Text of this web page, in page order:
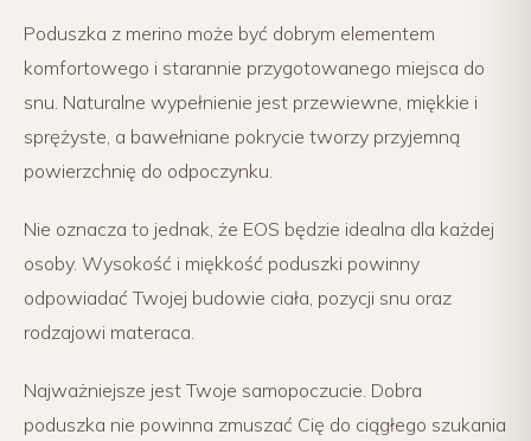
Poduszka z merino może być dobrym elementem
komfortowego i starannie przygotowanego miejsca do
snu. Naturalne wypełnienie jest przewiewne, miękkie i
sprężyste, a bawełniane pokrycie tworzy przyjemną
powierzchnię do odpoczynku.
Nie oznacza to jednak, że EOS będzie idealna dla każdej
osoby. Wysokość i miękkość poduszki powinny
odpowiadać Twojej budowie ciała, pozycji snu oraz
rodzajowi materaca.
Najważniejsze jest Twoje samopoczucie. Dobra
poduszka nie powinna zmuszać Cię do ciągłego szukania